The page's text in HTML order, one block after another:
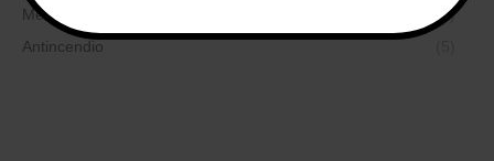
Medicina del lavoro
(7)
Antincendio